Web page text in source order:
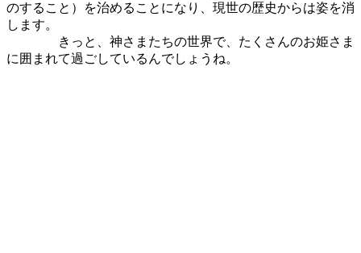
のすること）を治めることになり、現世の歴史からは姿を消
します。
きっと、神さまたちの世界で、たくさんのお姫さま
に囲まれて過ごしているんでしょうね。